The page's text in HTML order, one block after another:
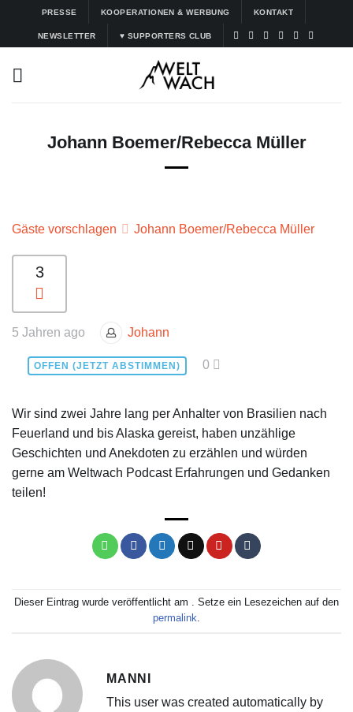
springen
PRESSE KOOPERATIONEN & WERBUNG KONTAKT
NEWSLETTER ♥ SUPPORTERS CLUB
Johann Boemer/Rebecca Müller
Gäste vorschlagen Johann Boemer/Rebecca Müller
3
5 Jahren ago Johann
OFFEN (JETZT ABSTIMMEN) 0
Wir sind zwei Jahre lang per Anhalter von Brasilien nach
Feuerland und bis Alaska gereist, haben unzählige
Geschichten und Anekdoten zu erzählen und würden
gerne am Weltwach Podcast Erfahrungen und Gedanken
teilen!
Dieser Eintrag wurde veröffentlicht am . Setze ein Lesezeichen auf den
permalink
MANNI
This user was created automatically by